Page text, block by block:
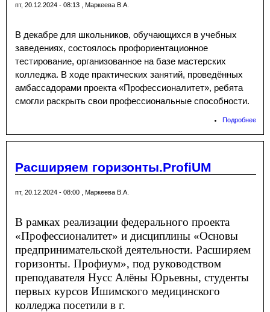
пт, 20.12.2024 - 08:13 Маркеева В.А.
В декабре для школьников, обучающихся в учебных
заведениях, состоялось профориентационное
тестирование, организованное на базе мастерских
колледжа. В ходе практических занятий, проведённых
амбассадорами проекта «Профессионалитет», ребята
смогли раскрыть свои профессиональные способности.
Подробнее
Расширяем горизонты.ProfiUM
пт, 20.12.2024 - 08:00 Маркеева В.А.
В рамках реализации федерального проекта
«Профессионалитет» и дисциплины «Основы
предпринимательской деятельности. Расширяем
горизонты. Профиум», под руководством
преподавателя Нусс Алёны Юрьевны, студенты
первых курсов Ишимского медицинского
колледжа посетили в г.